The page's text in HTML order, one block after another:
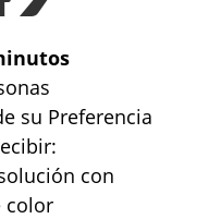
su Preferencia
con
color